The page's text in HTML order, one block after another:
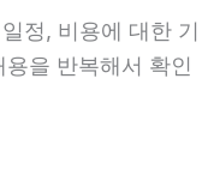
정, 비용에 대한 기
을 반복해서 확인